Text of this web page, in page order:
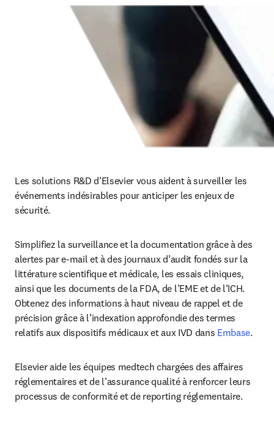
Les solutions R&D d’Elsevier vous aident à surveiller les
événements indésirables pour anticiper les enjeux de
sécurité.
Simplifiez la surveillance et la documentation grâce à des
alertes par e-mail et à des journaux d’audit fondés sur la
littérature scientifique et médicale, les essais cliniques,
ainsi que les documents de la FDA, de l’EME et de l’ICH.
Obtenez des informations à haut niveau de rappel et de
précision grâce à l’indexation approfondie des termes
relatifs aux dispositifs médicaux et aux IVD dans Embase.
Elsevier aide les équipes medtech chargées des affaires
réglementaires et de l’assurance qualité à renforcer leurs
processus de conformité et de reporting réglementaire.